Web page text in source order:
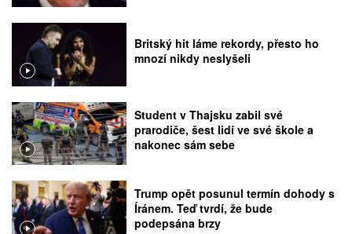
Britský hit láme rekordy, přesto ho
mnozí nikdy neslyšeli
Student v Thajsku zabil své
prarodiče, šest lidí ve své škole a
nakonec sám sebe
Trump opět posunul termín dohody s
Íránem. Teď tvrdí, že bude
podepsána brzy